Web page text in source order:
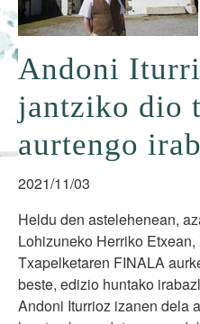
Andoni
jantziko dio
aurtengo
2021/11/03
Heldu den astelehenean,
Lohizuneko Herriko
Txapelketaren FINALA
beste, edizio huntako
Andoni Iturrioz izanen dela